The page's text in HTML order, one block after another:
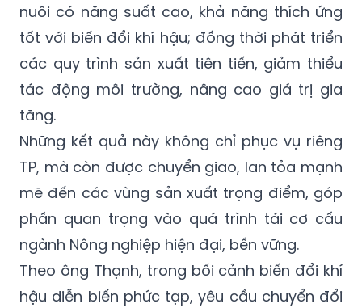
nuôi có năng suất cao, khả năng thích ứng
tốt với biến đổi khí hậu; đồng thời phát triển
các quy trình sản xuất tiên tiến, giảm thiểu
tác động môi trường, nâng cao giá trị gia
tăng.
Những kết quả này không chỉ phục vụ riêng
TP, mà còn được chuyển giao, lan tỏa mạnh
mẽ đến các vùng sản xuất trọng điểm, góp
phần quan trọng vào quá trình tái cơ cấu
ngành Nông nghiệp hiện đại, bền vững.
Theo ông Thạnh, trong bối cảnh biến đổi khí
hậu diễn biến phức tạp, yêu cầu chuyển đổi